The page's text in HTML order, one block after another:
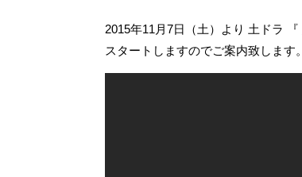
2015年11月7日（土）より 土ドラ 『
スタートしますのでご案内致します。